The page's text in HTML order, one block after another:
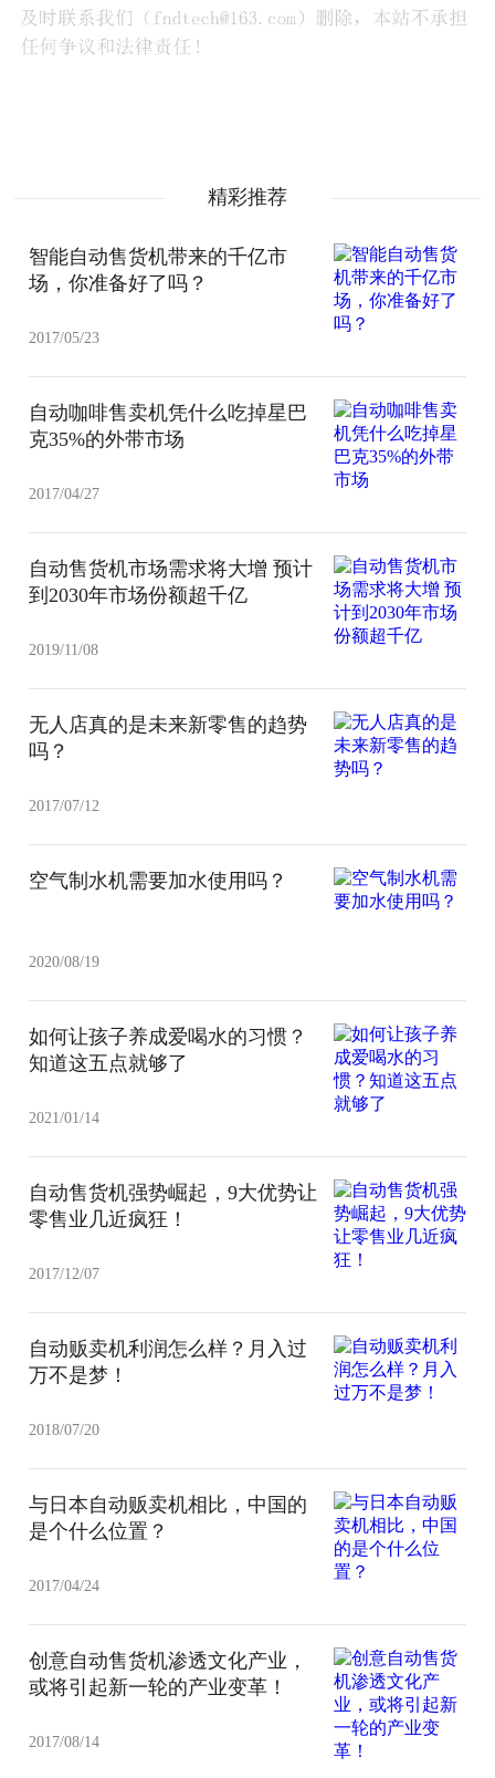
精彩推荐
智能自动售货机带来的千亿市
场，你准备好了吗？
2017/05/23
自动咖啡售卖机凭什么吃掉星巴
克35%的外带市场
2017/04/27
自动售货机市场需求将大增 预计
到2030年市场份额超千亿
2019/11/08
无人店真的是未来新零售的趋势
吗？
2017/07/12
空气制水机需要加水使用吗？
2020/08/19
如何让孩子养成爱喝水的习惯？
知道这五点就够了
2021/01/14
自动售货机强势崛起，9大优势让
零售业几近疯狂！
2017/12/07
自动贩卖机利润怎么样？月入过
万不是梦！
2018/07/20
与日本自动贩卖机相比，中国的
是个什么位置？
2017/04/24
创意自动售货机渗透文化产业，
或将引起新一轮的产业变革！
2017/08/14